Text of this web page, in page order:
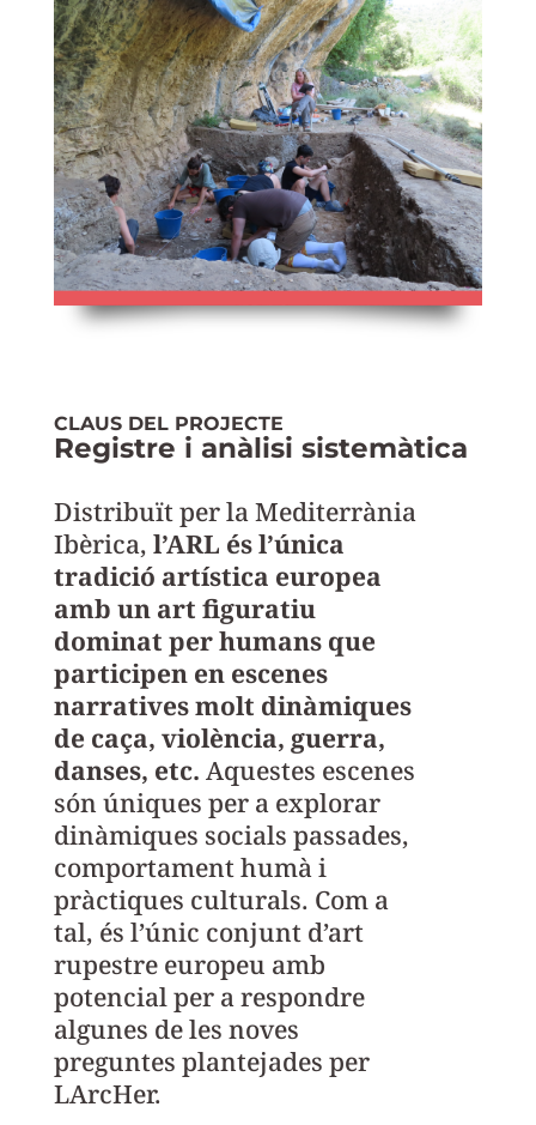
CLAUS DEL PROJECTE
Registre i anàlisi sistemàtica
Distribuït per la Mediterrània
Ibèrica, l’ARL és l’única
tradició artística europea
amb un art figuratiu
dominat per humans que
participen en escenes
narratives molt dinàmiques
de caça, violència, guerra,
danses, etc. Aquestes escenes
són úniques per a explorar
dinàmiques socials passades,
comportament humà i
pràctiques culturals. Com a
tal, és l’únic conjunt d’art
rupestre europeu amb
potencial per a respondre
algunes de les noves
preguntes plantejades per
LArcHer.